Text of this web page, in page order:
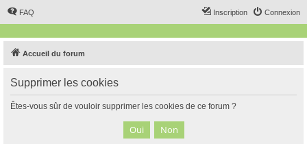
FAQ Connexion
Inscription
Accueil du forum
Supprimer les cookies
Êtes-vous sûr de vouloir supprimer les cookies de ce forum ?